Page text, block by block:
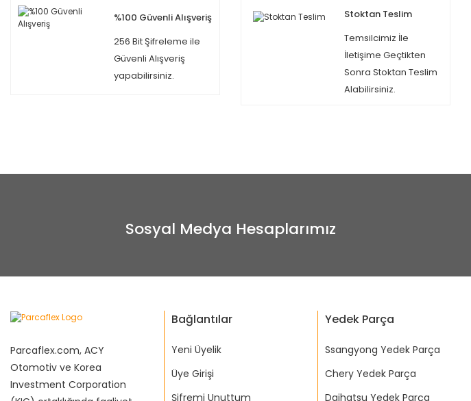
%100 Güvenli Alışveriş
256 Bit Şifreleme ile
Güvenli Alışveriş
yapabilirsiniz.
Stoktan Teslim
Temsilcimiz İle
İletişime Geçtikten
Sonra Stoktan Teslim
Alabilirsiniz.
Sosyal Medya Hesaplarımız
Parcaflex.com, ACY
Otomotiv ve Korea
Investment Corporation
Bağlantılar
Yeni Üyelik
Üye Girişi
Şifremi Unuttum
Yedek Parça
Ssangyong Yedek Parça
Chery Yedek Parça
Daihatsu Yedek Parça